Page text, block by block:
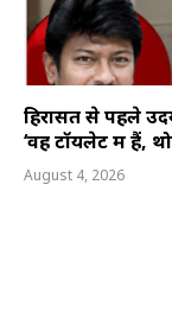
हिरासत से पहले
‘वह टॉयलेट में हैं,
August 4, 2026